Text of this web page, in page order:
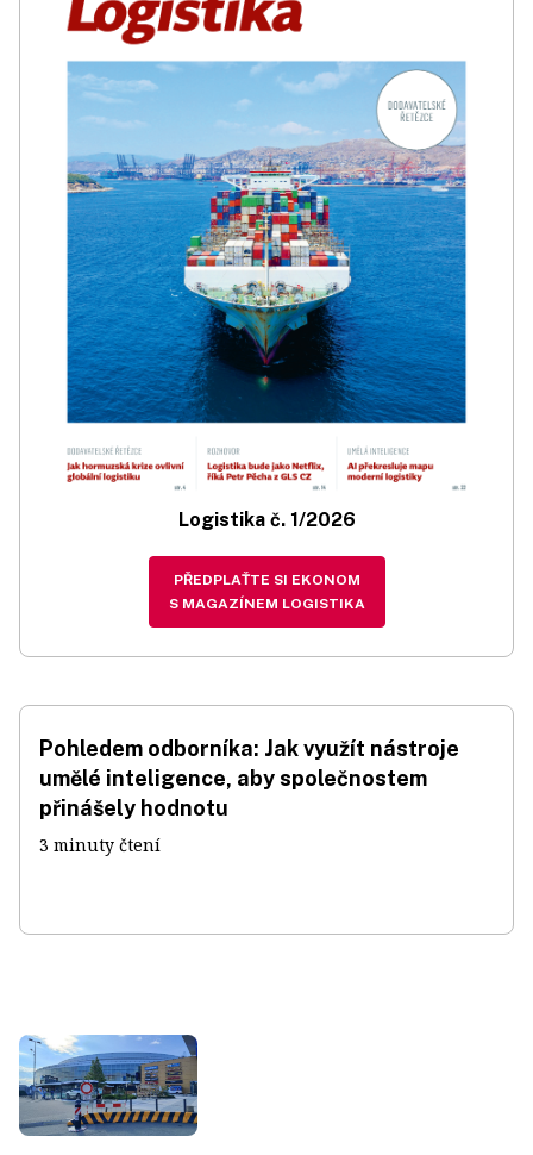
Logistika č. 1/2026
PŘEDPLAŤTE SI EKONOM
S MAGAZÍNEM LOGISTIKA
Pohledem odborníka: Jak využít nástroje
umělé inteligence, aby společnostem
přinášely hodnotu
3 minuty čtení